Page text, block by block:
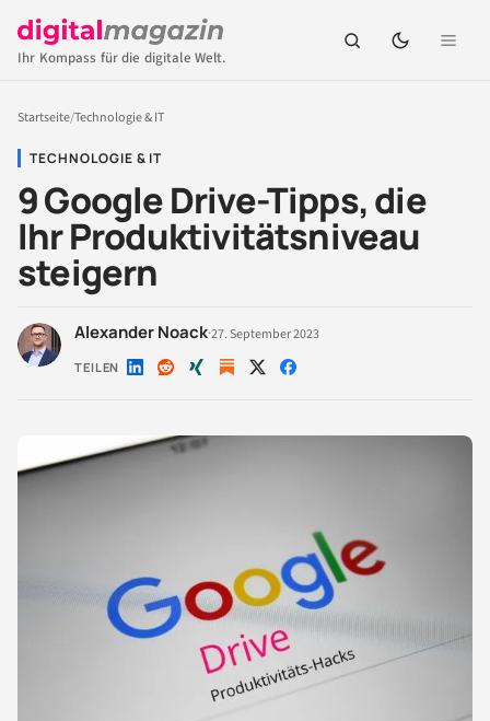
Ihr Kompass für die digitale Welt.
Startseite/Technologie & IT
TECHNOLOGIE & IT
9 Google Drive-Tipps, die
Ihr Produktivitätsniveau
steigern
Alexander Noack·27. September 2023
TEILEN Auf Auf Auf Auf Auf